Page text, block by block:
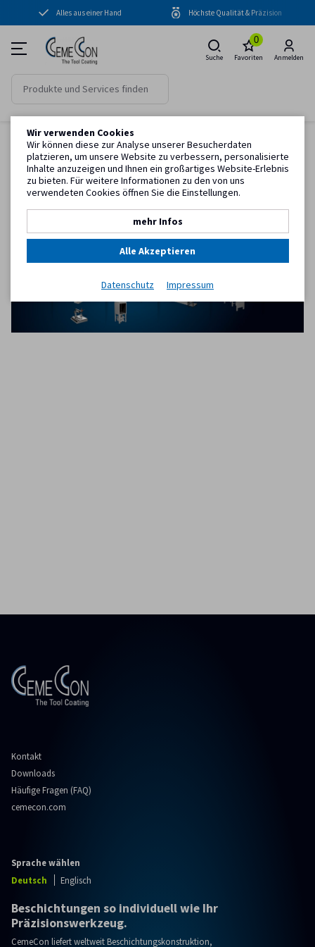
Beschichtungsanlagen
Beschichtungen
Peripherie
Service
Kundeninformation
Alles aus einer Hand Höchste Qualität & Präzision
Suche
0
Favoriten Anmelden
Startseite Nachbechandlung
Nachbehandlung
Nach dem Beschichten wird die Qualität sehr genau kontrolliert und die
Präzisionswerkzeuge bei Bedarf einem finalen Finishing und einer Reinigung
Präzisionswerkzeug, wie geplant, produktiv im Zerspanungsprozess
NACHBEHANDLUNG
Kontakt
Downloads
Häufige Fragen (FAQ)
cemecon.com
Sprache wählen
Deutsch
Englisch
Beschichtungen so individuell wie Ihr
Präzisionswerkzeug.
CemeCon liefert weltweit Beschichtungskonstruktion,
Wir verwenden Cookies
Wir können diese zur Analyse unserer Besucherdaten
platzieren, um unsere Website zu verbessern, personalisierte
Inhalte anzuzeigen und Ihnen ein großartiges Website-Erlebnis
zu bieten. Für weitere Informationen zu den von uns
verwendeten Cookies öffnen Sie die Einstellungen.
mehr Infos
Alle Akzeptieren
Datenschutz Impressum